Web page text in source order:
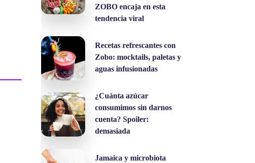
ZOBO encaja en esta
tendencia viral
Recetas refrescantes con
Zobo: mocktails, paletas y
aguas infusionadas
¿Cuánta azúcar
consumimos sin darnos
cuenta? Spoiler:
demasiada
Jamaica y microbiota